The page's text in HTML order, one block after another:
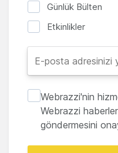
Günlük Bülten
Etkinlikler
Webrazzi'nin
Webrazzi
göndermesini